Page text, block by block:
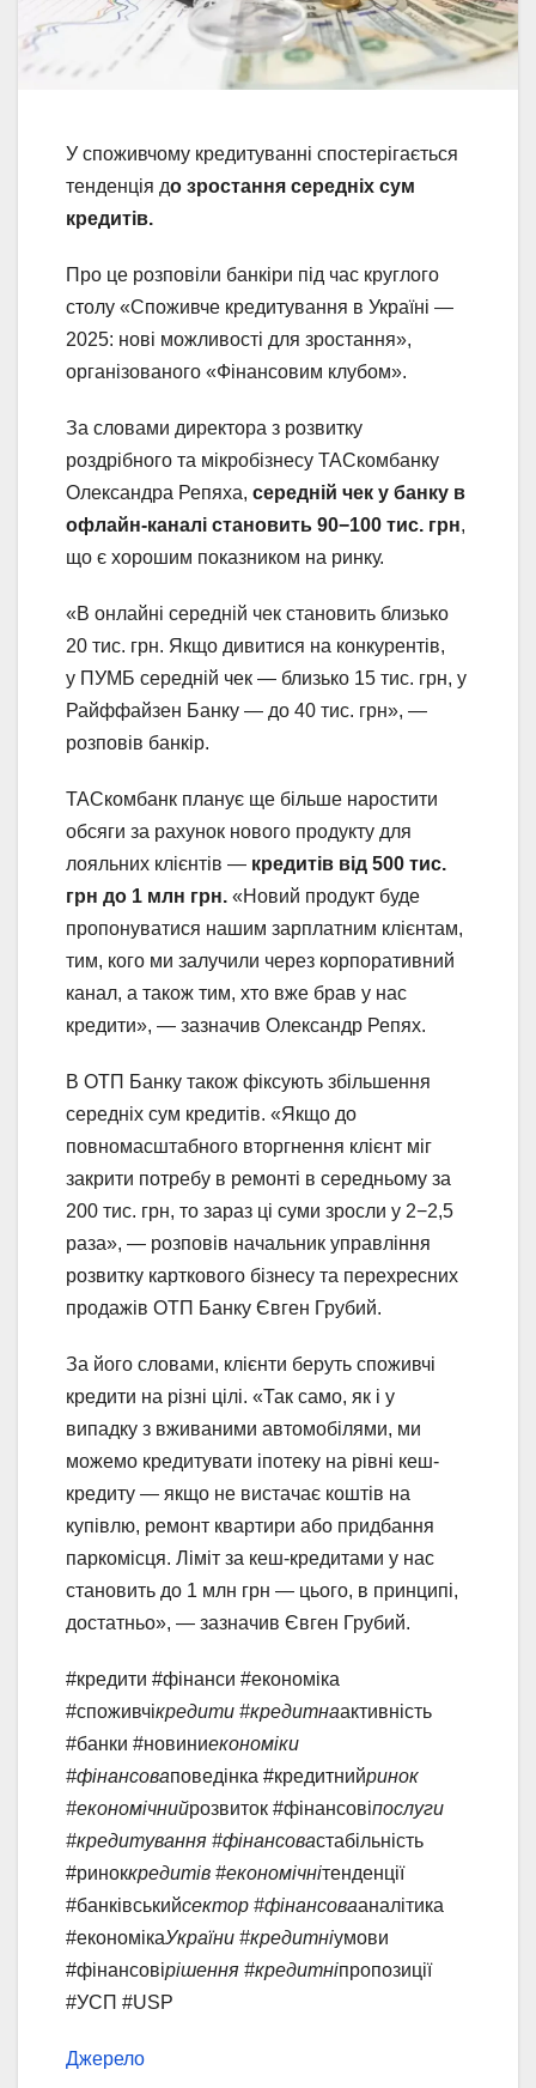
У споживчому кредитуванні спостерігається
тенденція до зростання середніх сум
кредитів.
Про це розповіли банкіри під час круглого
столу «Споживче кредитування в Україні —
2025: нові можливості для зростання»,
організованого «Фінансовим клубом».
За словами директора з розвитку
роздрібного та мікробізнесу ТАСкомбанку
Олександра Репяха, середній чек у банку в
офлайн-каналі становить 90−100 тис. грн,
що є хорошим показником на ринку.
«В онлайні середній чек становить близько
20 тис. грн. Якщо дивитися на конкурентів,
у ПУМБ середній чек — близько 15 тис. грн, у
Райффайзен Банку — до 40 тис. грн», —
розповів банкір.
ТАСкомбанк планує ще більше наростити
обсяги за рахунок нового продукту для
лояльних клієнтів — кредитів від 500 тис.
грн до 1 млн грн. «Новий продукт буде
пропонуватися нашим зарплатним клієнтам,
тим, кого ми залучили через корпоративний
канал, а також тим, хто вже брав у нас
кредити», — зазначив Олександр Репях.
В ОТП Банку також фіксують збільшення
середніх сум кредитів. «Якщо до
повномасштабного вторгнення клієнт міг
закрити потребу в ремонті в середньому за
200 тис. грн, то зараз ці суми зросли у 2−2,5
раза», — розповів начальник управління
розвитку карткового бізнесу та перехресних
продажів ОТП Банку Євген Грубий.
За його словами, клієнти беруть споживчі
кредити на різні цілі. «Так само, як і у
випадку з вживаними автомобілями, ми
можемо кредитувати іпотеку на рівні кеш-
кредиту — якщо не вистачає коштів на
купівлю, ремонт квартири або придбання
паркомісця. Ліміт за кеш-кредитами у нас
становить до 1 млн грн — цього, в принципі,
достатньо», — зазначив Євген Грубий.
#кредити #фінанси #економіка
#споживчікредити #кредитнаактивність
#банки #новиниекономіки
#фінансоваповедінка #кредитнийринок
#економічнийрозвиток #фінансовіпослуги
#кредитування #фінансовастабільність
#риноккредитів #економічнітенденції
#банківськийсектор #фінансовааналітика
#економікаУкраїни #кредитніумови
#фінансовірішення #кредитніпропозиції
#УСП #USP
Джерело